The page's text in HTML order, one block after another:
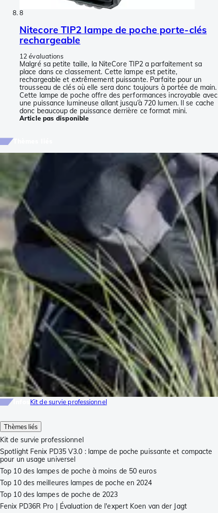
Thèmes liés
Kit de survie professionnel
Spotlight Fenix PD35 V3.0 : lampe de poche puissante et compacte
pour un usage universel
Top 10 des lampes de poche à moins de 50 euros
Top 10 des meilleures lampes de poche en 2024
Top 10 des lampes de poche de 2023
Fenix PD36R Pro | Évaluation de l'expert Koen van der Jagt
8
Nitecore TIP2 lampe de poche porte-clés
rechargeable
12 évaluations
Malgré sa petite taille, la NiteCore TIP2 a parfaitement sa
place dans ce classement. Cette lampe est petite,
rechargeable et extrêmement puissante. Parfaite pour un
trousseau de clés où elle sera donc toujours à portée de main.
Cette lampe de poche offre des performances incroyable avec
une puissance lumineuse allant jusqu’à 720 lumen. Il se cache
donc beaucoup de puissance derrière ce format mini.
Article pas disponible
Thèmes liés
Kit de survie professionnel